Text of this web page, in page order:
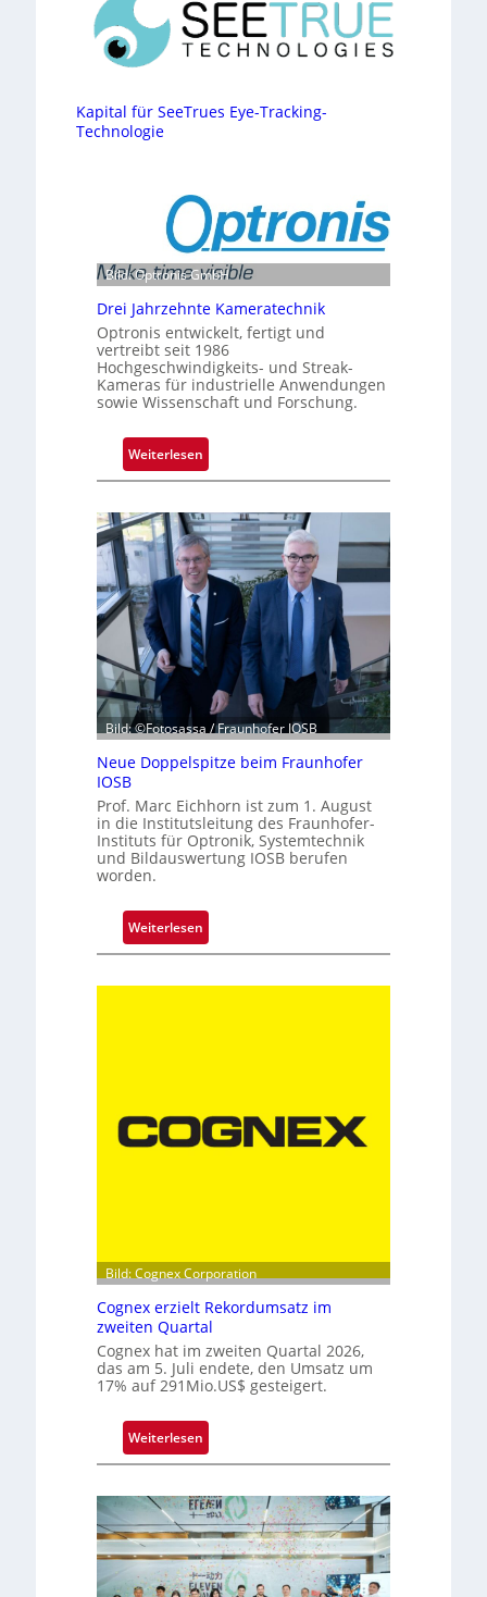
Kapital für SeeTrues Eye-Tracking-
Technologie
Bild: Optronis GmbH
Drei Jahrzehnte Kameratechnik
Optronis entwickelt, fertigt und
vertreibt seit 1986
Hochgeschwindigkeits- und Streak-
Kameras für industrielle Anwendungen
sowie Wissenschaft und Forschung.
Weiterlesen
D
e
i
J
a
h
r
z
h
n
e
K
a
m
e
a
e
Bild: ©Fotosassa / Fraunhofer IOSB
Neue Doppelspitze beim Fraunhofer
IOSB
Prof. Marc Eichhorn ist zum 1. August
in die Institutsleitung des Fraunhofer-
Instituts für Optronik, Systemtechnik
und Bildauswertung IOSB berufen
worden.
Weiterlesen
N
e
z
b
e
i
m
r
a
n
h
o
f
e
Bild: Cognex Corporation
Cognex erzielt Rekordumsatz im
zweiten Quartal
Cognex hat im zweiten Quartal 2026,
das am 5. Juli endete, den Umsatz um
17% auf 291Mio.US$ gesteigert.
Weiterlesen
C
g
n
e
x